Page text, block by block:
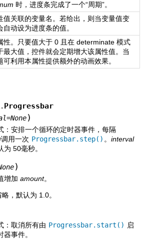
时，进度条完成了一个“周期”。
值关联的变量名。若给出，则当变量值变
自动设为进度条的值。
性。只要值大于 0 且在 determinate 模式
最大值，控件就会定期增大该属性值。当
可利用本属性提供额外的动画效果。
Progressbar
=None)
：安排一个循环的定时器事件，每隔
用一次 Progressbar.step() 。 interval
为 50毫秒。
)
增加 amount。
，默认为 1.0。
：取消所有由 Progressbar.start() 启
事件。